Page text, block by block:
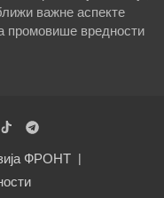
важне аспекте
промовише вредности
ФРОНТ